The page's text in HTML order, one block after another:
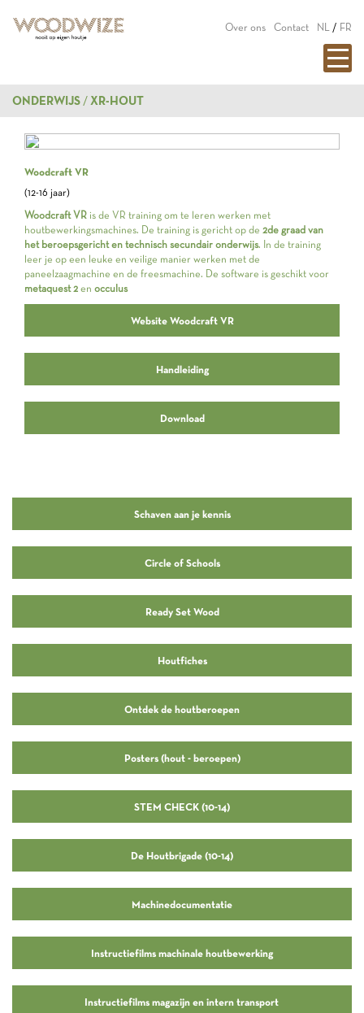
Over ons Contact NL / FR
ONDERWIJS XR-HOUT
Woodcraft VR
(12-16 jaar)
Woodcraft VR is de VR training om te leren werken met
houtbewerkingsmachines. De training is gericht op de 2de graad van
het beroepsgericht en technisch secundair onderwijs. In de training
leer je op een leuke en veilige manier werken met de
paneelzaagmachine en de freesmachine. De software is geschikt voor
metaquest 2 en occulus
Website Woodcraft VR
Handleiding
Download
Schaven aan je kennis
Circle of Schools
Ready Set Wood
Houtfiches
Ontdek de houtberoepen
Posters (hout - beroepen)
STEM CHECK (10-14)
De Houtbrigade (10-14)
Machinedocumentatie
Instructiefilms machinale houtbewerking
Instructiefilms magazijn en intern transport